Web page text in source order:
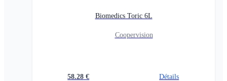
Biomedics Toric 6L
Coopervision
58.28 € Détails